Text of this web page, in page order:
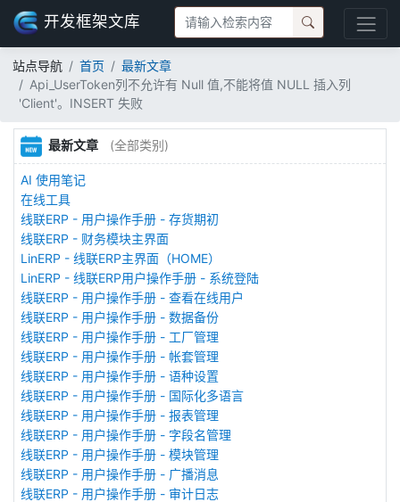
开发框架文库
站点导航 首页
最新文章
Api_UserToken列不允许有 Null 值,不能将值 NULL 插入列
'Client'。INSERT 失败
最新文章 (全部类别)
AI 使用笔记
在线工具
线联ERP - 用户操作手册 - 存货期初
线联ERP - 财务模块主界面
LinERP - 线联ERP主界面（HOME）
LinERP - 线联ERP用户操作手册 - 系统登陆
线联ERP - 用户操作手册 - 查看在线用户
线联ERP - 用户操作手册 - 数据备份
线联ERP - 用户操作手册 - 工厂管理
线联ERP - 用户操作手册 - 帐套管理
线联ERP - 用户操作手册 - 语种设置
线联ERP - 用户操作手册 - 国际化多语言
线联ERP - 用户操作手册 - 报表管理
线联ERP - 用户操作手册 - 字段名管理
线联ERP - 用户操作手册 - 模块管理
线联ERP - 用户操作手册 - 广播消息
线联ERP - 用户操作手册 - 审计日志